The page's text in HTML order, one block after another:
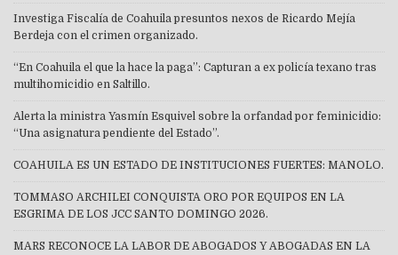
Investiga Fiscalía de Coahuila presuntos nexos de Ricardo Mejía
Berdeja con el crimen organizado.
“En Coahuila el que la hace la paga”: Capturan a ex policía texano tras
multihomicidio en Saltillo.
Alerta la ministra Yasmín Esquivel sobre la orfandad por feminicidio:
“Una asignatura pendiente del Estado”.
COAHUILA ES UN ESTADO DE INSTITUCIONES FUERTES: MANOLO.
TOMMASO ARCHILEI CONQUISTA ORO POR EQUIPOS EN LA
ESGRIMA DE LOS JCC SANTO DOMINGO 2026.
MARS RECONOCE LA LABOR DE ABOGADOS Y ABOGADAS EN LA